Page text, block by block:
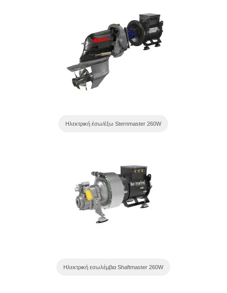
Ηλεκτρική έσω/έξω Sternmaster 260W
Ηλεκτρική εσωλέμβια Shaftmaster 260W